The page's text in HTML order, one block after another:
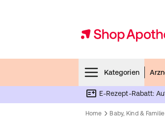
Kategorien
E-Rezept-Rabatt:
Home Baby, Kind & Familie